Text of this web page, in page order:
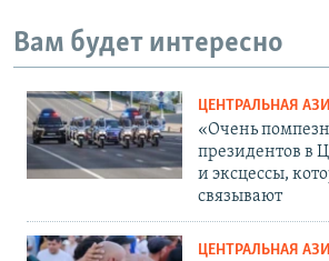
Вам будет интересно
ЦЕНТРАЛЬНАЯ
«Очень
президентов в
и эксцессы,
связывают
ЦЕНТРАЛЬНАЯ